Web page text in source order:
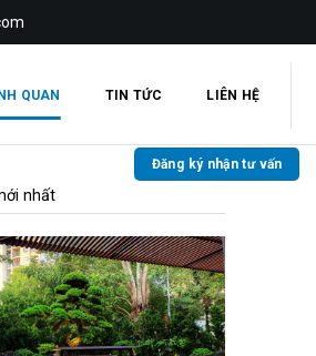
QUAN TIN TỨC LIÊN HỆ
Đăng ký nhận tư vấn
nhất